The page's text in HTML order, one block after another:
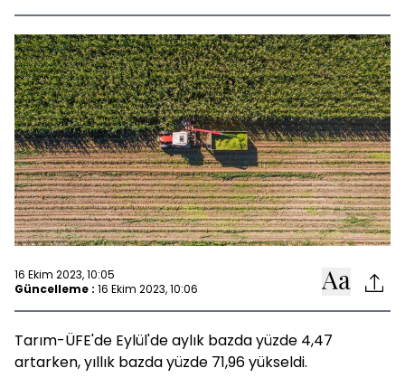
16 Ekim 2023, 10:05
Güncelleme : 16 Ekim 2023, 10:06
Tarım-ÜFE'de Eylül'de aylık bazda yüzde 4,47
artarken, yıllık bazda yüzde 71,96 yükseldi.